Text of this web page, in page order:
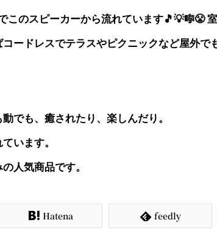
このスピーカーから流れています🎵💡🎼😤
ードレスでテラスやピクニックなど屋外で
でも、癒されたり、楽しんだり。
います。
人気商品です。
 Hatena  feedly